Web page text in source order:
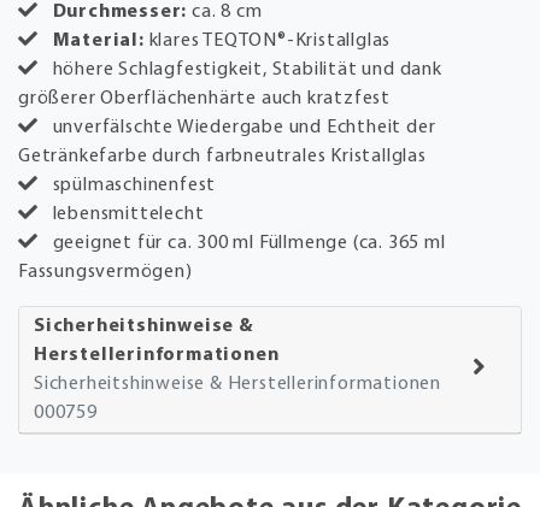
Durchmesser:ca. 8 cm
Material: klares TEQTON®-Kristallglas
höhere Schlagfestigkeit, Stabilität und dank
größerer Oberflächenhärte auch kratzfest
unverfälschte Wiedergabe und Echtheit der
Getränkefarbe durch farbneutrales Kristallglas
spülmaschinenfest
lebensmittelecht
geeignet für ca. 300 ml Füllmenge (ca. 365 ml
Fassungsvermögen)
Sicherheitshinweise &
Herstellerinformationen
Sicherheitshinweise & Herstellerinformationen
000759